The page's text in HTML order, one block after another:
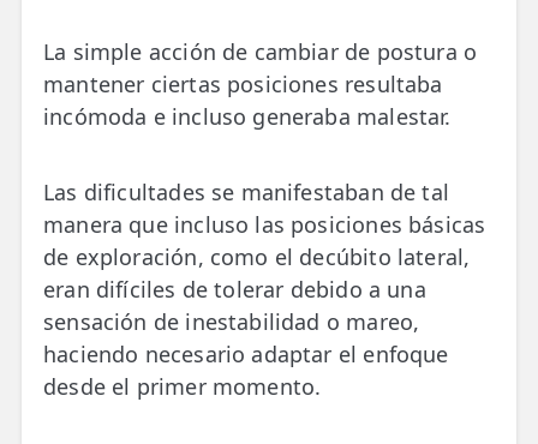
✨ Cicatrices y Estrías
LESIONES
Dolor de Cabeza
Trocanteritis
Hernia Discal
Fascitis Plantar
La simple acción de cambiar de postura o
mantener ciertas posiciones resultaba
incómoda e incluso generaba malestar.
Las dificultades se manifestaban de tal
manera que incluso las posiciones básicas
de exploración, como el decúbito lateral,
eran difíciles de tolerar debido a una
sensación de inestabilidad o mareo,
haciendo necesario adaptar el enfoque
desde el primer momento.